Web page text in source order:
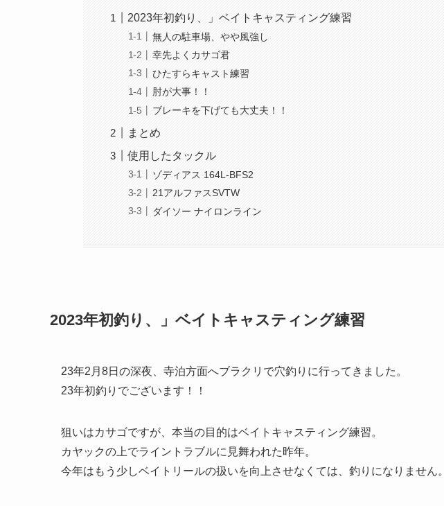
2023年初釣り、」ベイトキャスティング練習
無人の駐車場、やや風強し
幸先よくカサゴ君
ひたすらキャスト練習
肘が大事！！
ブレーキを下げても大丈夫！！
まとめ
使用したタックル
ゾディアス 164L-BFS2
21アルファスSVTW
ダイソー ナイロンライン
2023年初釣り、」ベイトキャスティング練習
23年2月8日の深夜、寺泊方面へブラクリで穴釣りに行ってきました。
23年初釣りでございます！！
狙いはカサゴですが、本当の目的はベイトキャスティング練習。
カヤックの上でライントラブルに見舞われた昨年。
今年はもう少しベイトリールの扱いを向上させなくては、釣りになりません。